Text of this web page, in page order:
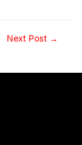
Next Post →